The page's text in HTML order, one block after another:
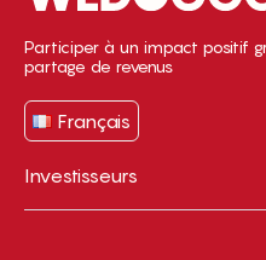
Participer à un impact positif
partage de revenus
Français
Investisseurs